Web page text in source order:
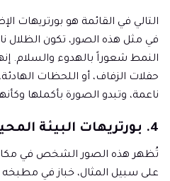
التالي في القائمة هو بورتريهات
في مثل هذه الصور، تكون الظلال
النمط شعوراً بالهدوء والسلام.
حفلات الزفاف، أو اللحظات
ناعمة، وتبدو الصورة بأكملها
4. بورتريهات البيئة المحيطة بالأبيض والأسود
تُظهر هذه الصور الشخص في
على سبيل المثال، خباز في